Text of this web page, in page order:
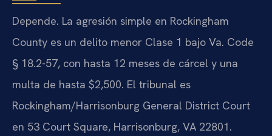
Depende. La agresión simple en Rockingham
County es un delito menor Clase 1 bajo Va. Code
§ 18.2-57, con hasta 12 meses de cárcel y una
multa de hasta $2,500. El tribunal es
Rockingham/Harrisonburg General District Court
en 53 Court Square, Harrisonburg, VA 22801.